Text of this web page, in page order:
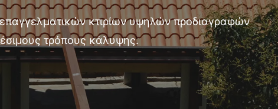
κτιρίων υψηλών προδιαγραφών
τρόπους κάλυψης.